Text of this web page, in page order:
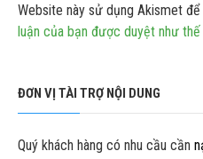
Website này sử dụng Akismet để
luận của bạn được duyệt như thế
ĐƠN VỊ TÀI TRỢ NỘI DUNG
Quý khách hàng có nhu cầu cần